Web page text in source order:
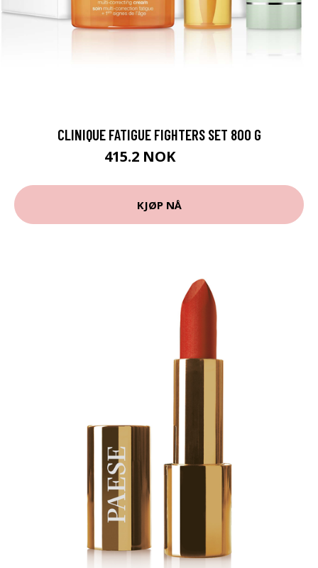
CLINIQUE FATIGUE FIGHTERS SET 800 G
415.2 NOK
KJØP NÅ